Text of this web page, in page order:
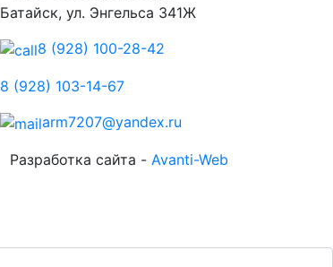
Батайск, ул. Энгельса 341Ж
8 (928) 100-28-42
8 (928) 103-14-67
arm7207@yandex.ru
Разработка сайта - Avanti-Web